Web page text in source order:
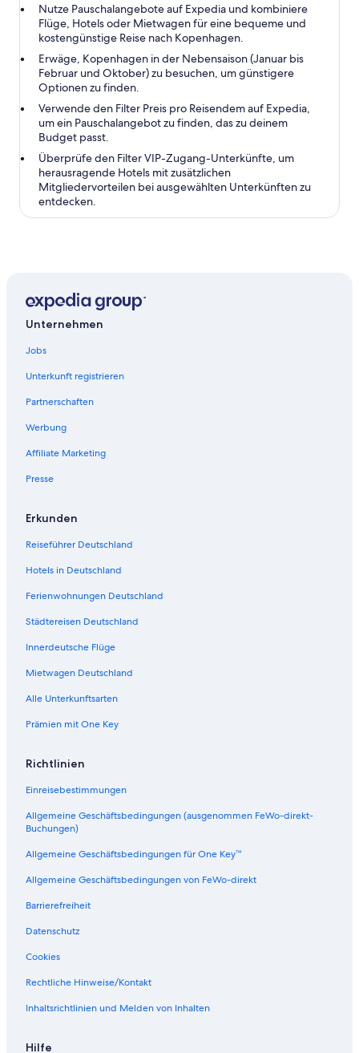
Nutze Pauschalangebote auf Expedia und kombiniere
Flüge, Hotels oder Mietwagen für eine bequeme und
kostengünstige Reise nach Kopenhagen.
Erwäge, Kopenhagen in der Nebensaison (Januar bis
Februar und Oktober) zu besuchen, um günstigere
Optionen zu finden.
Verwende den Filter Preis pro Reisendem auf Expedia,
um ein Pauschalangebot zu finden, das zu deinem
Budget passt.
Überprüfe den Filter VIP-Zugang-Unterkünfte, um
herausragende Hotels mit zusätzlichen
Mitgliedervorteilen bei ausgewählten Unterkünften zu
entdecken.
Unternehmen
Jobs
Unterkunft registrieren
Partnerschaften
Werbung
Affiliate Marketing
Presse
Erkunden
Reiseführer Deutschland
Hotels in Deutschland
Ferienwohnungen Deutschland
Städtereisen Deutschland
Innerdeutsche Flüge
Mietwagen Deutschland
Alle Unterkunftsarten
Prämien mit One Key
Richtlinien
Einreisebestimmungen
Allgemeine Geschäftsbedingungen (ausgenommen FeWo-direkt-
Buchungen)
Allgemeine Geschäftsbedingungen für One Key™
Allgemeine Geschäftsbedingungen von FeWo-direkt
Barrierefreiheit
Datenschutz
Cookies
Rechtliche Hinweise/Kontakt
Inhaltsrichtlinien und Melden von Inhalten
Hilfe